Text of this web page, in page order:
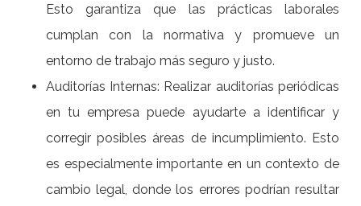
Esto garantiza que las prácticas laborales
cumplan con la normativa y promueve un
entorno de trabajo más seguro y justo.
Auditorías Internas: Realizar auditorías periódicas
en tu empresa puede ayudarte a identificar y
corregir posibles áreas de incumplimiento. Esto
es especialmente importante en un contexto de
cambio legal, donde los errores podrían resultar